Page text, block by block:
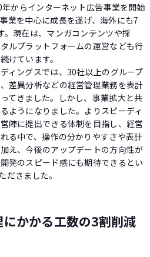
からインターネット広告事業を開始
業を中心に成長を遂げ、海外にも7
。現在は、マンガコンテンツや採
ルプラットフォームの運営なども行
けています。
ィングスでは、30社以上のグループ
差異分析などの経営管理業務を表計
てきました。しかし、事業拡大と共
ようになりました。よりスピーディ
陣に提出できる体制を目指し、経営
る中で、操作の分かりやすさや表計
え、今後のアップデートの方向性が
発のスピード感にも期待できるとい
きました。
かかる工数の3割削減